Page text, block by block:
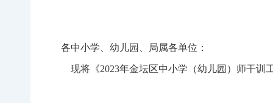
各中小学、幼儿园、局属各单位：
现将《2023年金坛区中小学（幼儿园）师干训